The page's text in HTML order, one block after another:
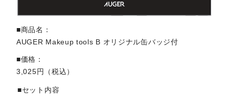
■商品名
AUGER Makeup tools B オリジナル缶バッジ付
■価格
3,025円（税込）
■セット内容